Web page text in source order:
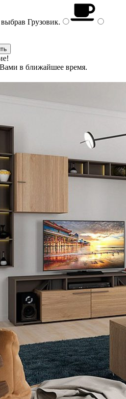
Грузовик.
в ближайшее время.